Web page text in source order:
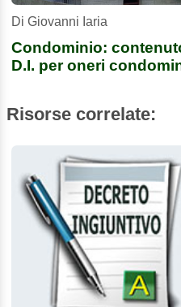
Di Giovanni Iaria
Condominio:
D.I. per oneri
Risorse correlate: